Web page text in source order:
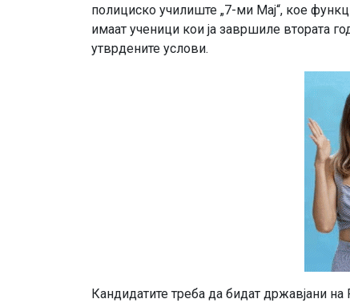
полициско училиште „7-ми Мај“, кое
имаат ученици кои ја завршиле втората
утврдените услови.
Кандидатите треба да бидат државјани